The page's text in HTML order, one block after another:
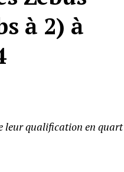
à 2) à
leur qualification en quart